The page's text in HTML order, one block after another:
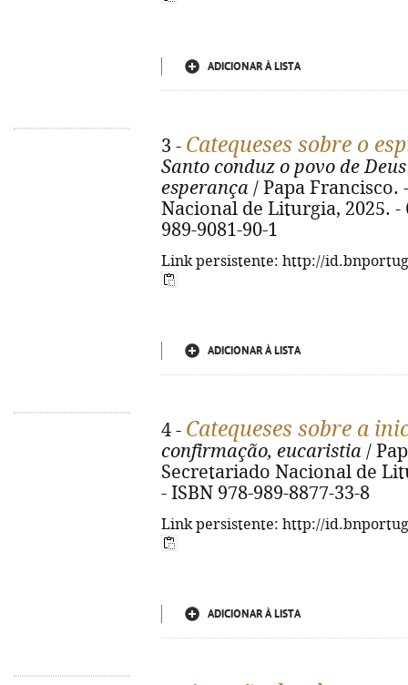
ADICIONAR À LISTA
3 - Catequeses sobre o
Santo conduz o povo de
esperança / Papa Francisco.
Nacional de Liturgia, 2025. -
989-9081-90-1
Link persistente: http://
ADICIONAR À LISTA
4 - Catequeses sobre a
confirmação, eucaristia /
Secretariado Nacional de
- ISBN 978-989-8877-33-8
Link persistente: http://
ADICIONAR À LISTA